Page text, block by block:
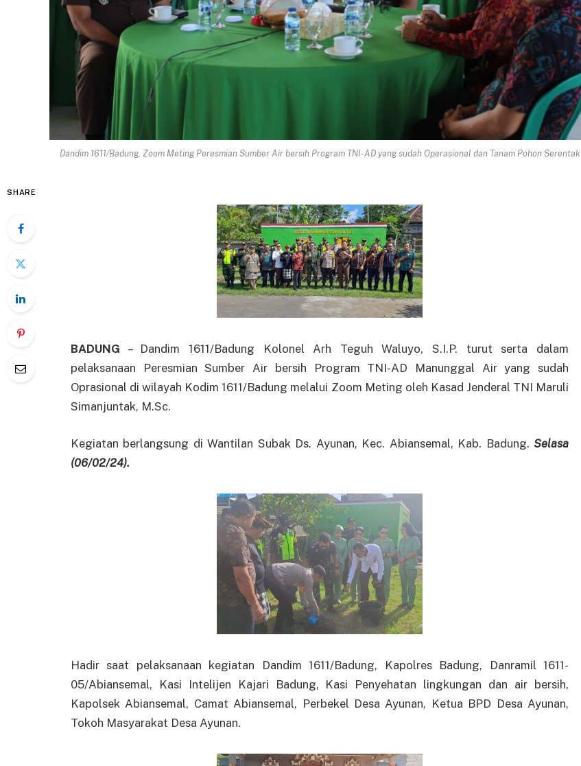
Dandim 1611/Badung, Zoom Meting Peresmian Sumber Air bersih Program TNI-AD yang sudah Operasional dan Tanam Pohon Serentak
SHARE
BADUNG – Dandim 1611/Badung Kolonel Arh Teguh Waluyo, S.I.P. turut serta dalam
pelaksanaan Peresmian Sumber Air bersih Program TNI-AD Manunggal Air yang sudah
Oprasional di wilayah Kodim 1611/Badung melalui Zoom Meting oleh Kasad Jenderal TNI Maruli
Simanjuntak, M.Sc.
Kegiatan berlangsung di Wantilan Subak Ds. Ayunan, Kec. Abiansemal, Kab. Badung. Selasa
(06/02/24).
Hadir saat pelaksanaan kegiatan Dandim 1611/Badung, Kapolres Badung, Danramil 1611-
05/Abiansemal, Kasi Intelijen Kajari Badung, Kasi Penyehatan lingkungan dan air bersih,
Kapolsek Abiansemal, Camat Abiansemal, Perbekel Desa Ayunan, Ketua BPD Desa Ayunan,
Tokoh Masyarakat Desa Ayunan.